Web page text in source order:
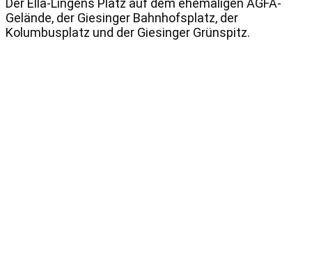
Der Ella-Lingens Platz auf dem ehemaligen AGFA-
Gelände, der Giesinger Bahnhofsplatz, der
Kolumbusplatz und der Giesinger Grünspitz.